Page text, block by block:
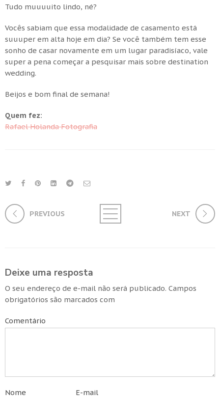
Tudo muuuuito lindo, né?
Vocês sabiam que essa modalidade de casamento está
suuuper em alta hoje em dia? Se você também tem esse
sonho de casar novamente em um lugar paradisíaco, vale
super a pena começar a pesquisar mais sobre destination
wedding.
Beijos e bom final de semana!
Quem fez:
Rafael Holanda Fotografia
PREVIOUS NEXT
Deixe uma resposta
O seu endereço de e-mail não será publicado. Campos
obrigatórios são marcados com
Comentário
Nome E-mail